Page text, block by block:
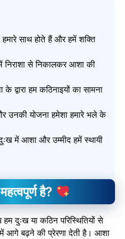
साथ होते हैं और हमें शक्ति
निराशा से निकालकर आशा की
के द्वारा हम कठिनाइयों का सामना
उनकी योजना हमेशा हमारे भले के
में आशा और उम्मीद हमें स्थायी
है?
दुःख या कठिन परिस्थितियों से
आगे बढ़ने की प्रेरणा देती है। आशा